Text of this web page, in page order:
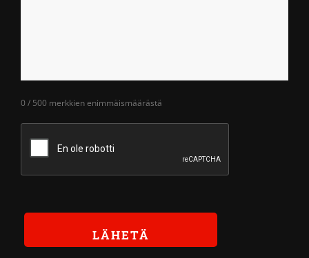
0 / 500 merkkien enimmäismäärästä